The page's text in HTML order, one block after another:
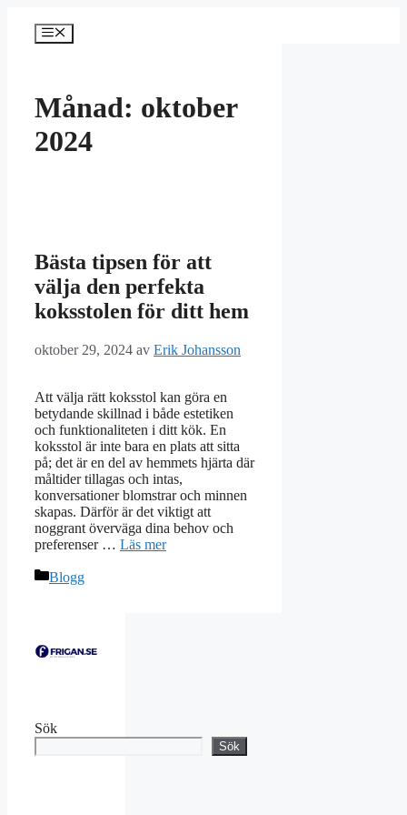
innehåll
Meny
Månad: oktober
2024
Bästa tipsen för att
välja den perfekta
koksstolen för ditt hem
oktober 29, 2024 av Erik Johansson
Att välja rätt koksstol kan göra en
betydande skillnad i både estetiken
och funktionaliteten i ditt kök. En
koksstol är inte bara en plats att sitta
på; det är en del av hemmets hjärta där
måltider tillagas och intas,
konversationer blomstrar och minnen
skapas. Därför är det viktigt att
noggrant överväga dina behov och
preferenser … Läs mer
Kategorier
Blogg
Sök
Sök